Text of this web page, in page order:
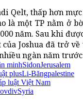
Qelt, thấp hơn
là một TP nằm ở
năm. Sau khi
Joshua đã trở
ngàn năm
minhSidonJerusalem
plusLi-Băngpalestine
luật Việt Nam
Syria